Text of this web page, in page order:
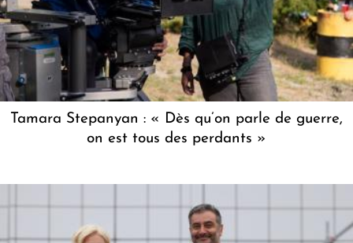
Tamara Stepanyan : « Dès qu’on parle de guerre,
on est tous des perdants »